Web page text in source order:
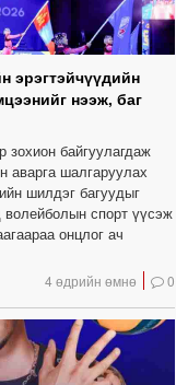
эрэгтэйчүүдийн
нээж, баг
байгуулагдаж
аварга шалгаруулах
шилдэг багуудыг
волейболын спорт үүсэж
онцлог ач
4 өдрийн өмнө 0